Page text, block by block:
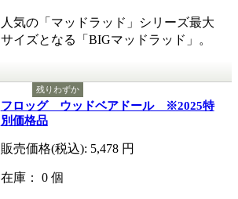
人気の「マッドラッド」シリーズ最大
サイズとなる「BIGマッドラッド」。
残りわずか
フロッグ ウッドベアドール ※2025特
別価格品
販売価格(税込): 5,478 円
在庫： 0 個